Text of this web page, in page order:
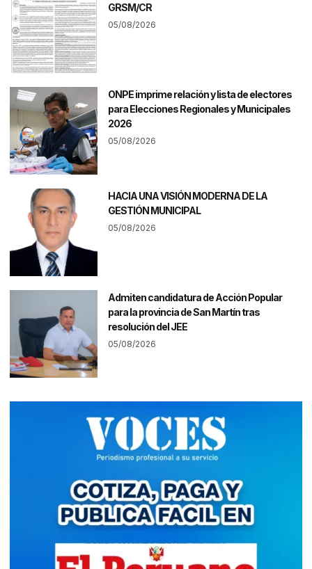
GRSM/CR
05/08/2026
ONPE imprime relación y lista de electores
para Elecciones Regionales y Municipales
2026
05/08/2026
HACIA UNA VISIÓN MODERNA DE LA
GESTIÓN MUNICIPAL
05/08/2026
Admiten candidatura de Acción Popular
para la provincia de San Martín tras
resolución del JEE
05/08/2026